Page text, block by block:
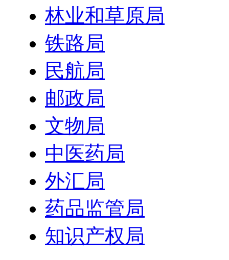
林业和草原局
铁路局
民航局
邮政局
文物局
中医药局
外汇局
药品监管局
知识产权局